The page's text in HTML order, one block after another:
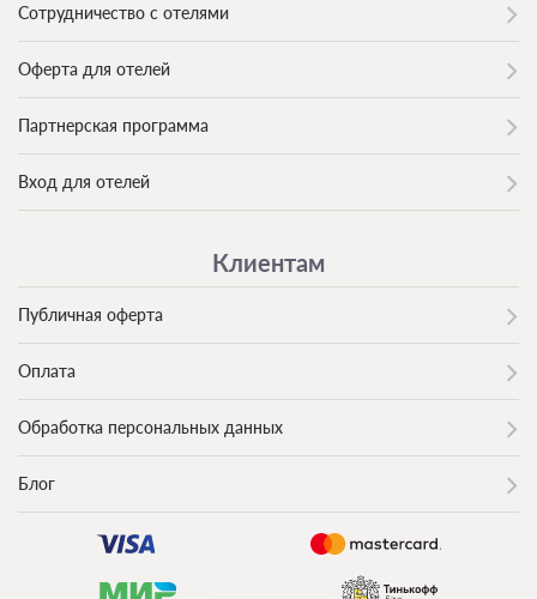
Сотрудничество с отелями
Оферта для отелей
Партнерская программа
Вход для отелей
Клиентам
Публичная оферта
Оплата
Обработка персональных данных
Блог